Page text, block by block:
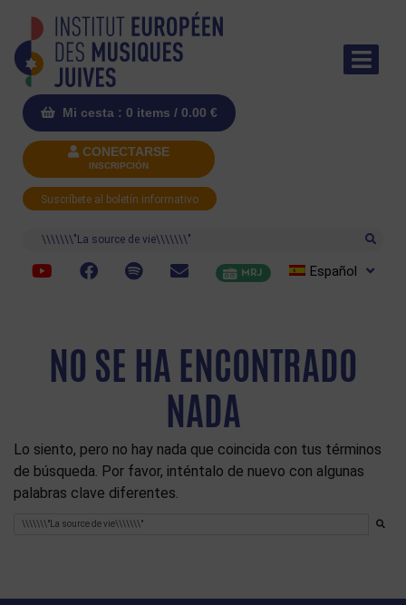
Mi cesta : 0 items / 0.00 €
CONECTARSE
INSCRIPCIÓN
Suscríbete al boletín informativo
Buscar
MRJ Español
NO SE HA ENCONTRADO
NADA
Lo siento, pero no hay nada que coincida con tus términos
de búsqueda. Por favor, inténtalo de nuevo con algunas
palabras clave diferentes.
Buscar